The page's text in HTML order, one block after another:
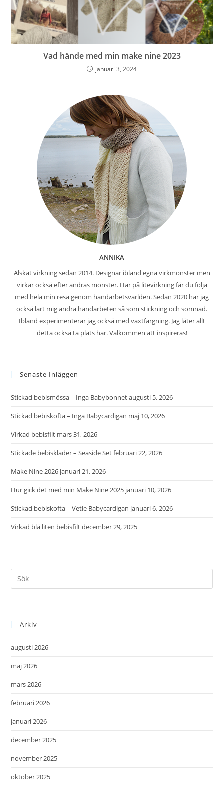
Vad hände med min make nine 2023
januari 3, 2024
ANNIKA
Älskat virkning sedan 2014. Designar ibland egna virkmönster men
virkar också efter andras mönster. Här på litevirkning får du följa
med hela min resa genom handarbetsvärlden. Sedan 2020 har jag
också lärt mig andra handarbeten så som stickning och sömnad.
Ibland experimenterar jag också med växtfärgning. Jag låter allt
detta också ta plats här. Välkommen att inspireras!
Senaste Inläggen
Stickad bebismössa – Inga Babybonnetaugusti 5, 2026
Stickad bebiskofta – Inga Babycardigan maj 10, 2026
Virkad bebisfilt mars 31, 2026
Stickade bebiskläder – Seaside Setfebruari 22, 2026
Make Nine 2026 januari 21, 2026
Hur gick det med min Make Nine 2025 januari 10, 2026
Stickad bebiskofta – Vetle Babycardigan januari 6, 2026
Virkad blå liten bebisfiltdecember 29, 2025
Arkiv
augusti 2026
maj 2026
mars 2026
februari 2026
januari 2026
december 2025
november 2025
oktober 2025